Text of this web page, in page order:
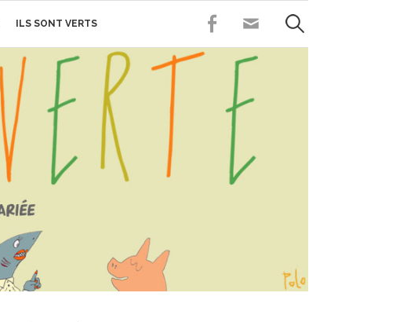
ILS SONT VERTS FACEBOOKCONTACT
Rechercher :